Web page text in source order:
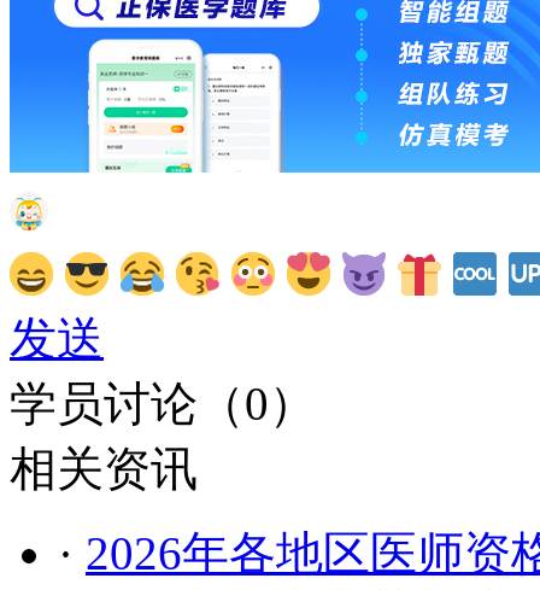
发送
学员讨论（0）
相关资讯
· 2026年各地区医师资